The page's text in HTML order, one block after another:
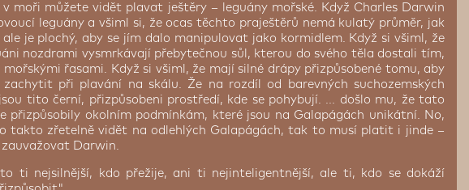
moři můžete vidět plavat ještěry – leguány mořské. Když Charles Darwin
leguány a všiml si, že ocas těchto praještěrů nemá kulatý průměr, jak
ale je plochý, aby se jím dalo manipulovat jako kormidlem. Když si všiml, že
nozdrami vysmrkávají přebytečnou sůl, kterou do svého těla dostali tím,
mořskými řasami. Když si všiml, že mají silné drápy přizpůsobené tomu, aby
zachytit při plavání na skálu. Že na rozdíl od barevných suchozemských
tito černí, přizpůsobeni prostředí, kde se pohybují. ... došlo mu, že tato
přizpůsobily okolním podmínkám, které jsou na Galapágách unikátní. No,
takto zřetelně vidět na odlehlých Galapágách, tak to musí platit i jinde –
zauvažovat Darwin.
ti nejsilnější, kdo přežije, ani ti nejinteligentnější, ale ti, kdo se dokáží